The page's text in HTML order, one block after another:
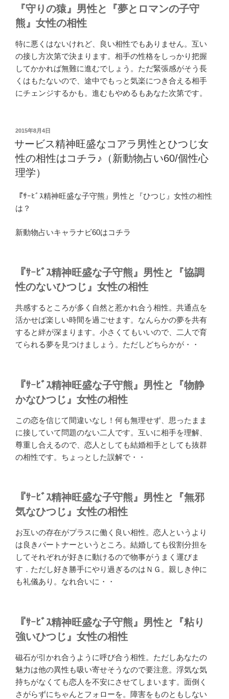
『守りの猿』男性と『夢とロマンの子守
熊』女性の相性
特に悪くはないけれど、良い相性でもありません。互い
の接し方次第で決まります。相手の性格をしっかり把握
してかかれば無難に進むでしょう。ただ緊張感がそう長
くはもたないので、途中でもっと気楽につき合える相手
にチェンジするかも。進むもやめるもあなた次第です。
投
稿
日:
2015年8月4日
サービス精神旺盛なコアラ男性とひつじ女
性の相性はコチラ♪（新動物占い60/個性心
理学）
『ｻｰﾋﾞｽ精神旺盛な子守熊』男性と『ひつじ』女性の相性
は？
新動物占いキャラナビ60はコチラ
『ｻｰﾋﾞｽ精神旺盛な子守熊』男性と『協調
性のないひつじ』女性の相性
共感するところが多く自然と惹かれ合う相性。共通点を
活かせば楽しい時間を過ごせます。なんらかの夢を共有
すると絆が深まります。小さくてもいいので、二人で育
てられる夢を見つけましょう。ただしどちらかが・・
『ｻｰﾋﾞｽ精神旺盛な子守熊』男性と『物静
かなひつじ』女性の相性
この恋を信じて間違いなし！何も無理せず、思ったまま
に接していて問題のない二人です。互いに相手を理解、
尊重し合えるので、恋人としても結婚相手としても抜群
の相性です。ちょっとした誤解で・・
『ｻｰﾋﾞｽ精神旺盛な子守熊』男性と『無邪
気なひつじ』女性の相性
お互いの存在がプラスに働く良い相性。恋人というより
は良きパートナーというところ。結婚しても役割分担を
してそれぞれが好きに動けるので物事がうまく運びま
す．ただし好き勝手にやり過ぎるのはＮＧ。親しき仲に
も礼儀あり。なれ合いに・・
『ｻｰﾋﾞｽ精神旺盛な子守熊』男性と『粘り
強いひつじ』女性の相性
磁石が引かれ合うように呼び合う相性。ただしあなたの
魅力は他の異性も吸い寄せそうなので要注意。浮気な気
持ちがなくても恋人を不安にさせてしまいます。面倒く
さがらずにちゃんとフォローを。障害をものともしない